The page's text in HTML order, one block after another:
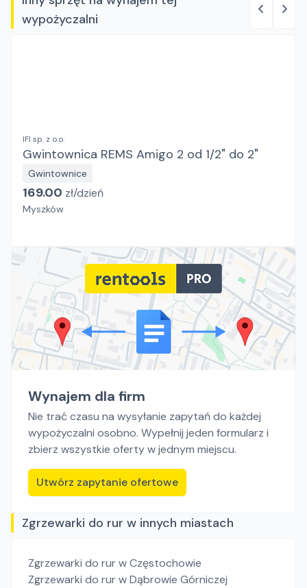
wypożyczalni
IFI sp. z o.o.
Gwintownica REMS Amigo 2 od 1/2" do 2"
Gwintownice
169.00 zł/dzień
Myszków
Wynajem dla firm
Nie trać czasu na wysyłanie zapytań do każdej
wypożyczalni osobno. Wypełnij jeden formularz i
zbierz wszystkie oferty w jednym miejscu.
Utwórz zapytanie ofertowe
Zgrzewarki do rur w innych miastach
Zgrzewarki do rurw Częstochowie
Zgrzewarki do rurw Dąbrowie Górniczej